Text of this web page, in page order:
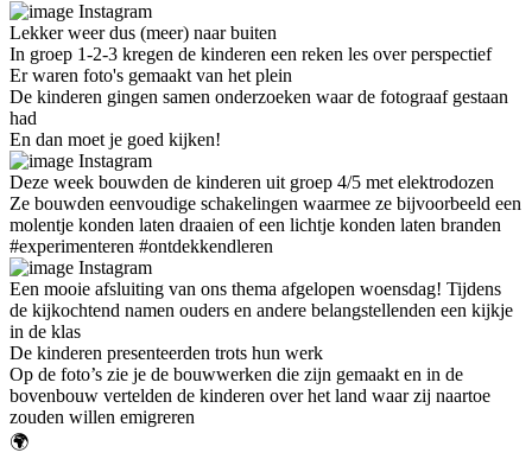
Instagram
Lekker weer dus (meer) naar buiten
In groep 1-2-3 kregen de kinderen een reken les over perspectief
Er waren foto's gemaakt van het plein
De kinderen gingen samen onderzoeken waar de fotograaf gestaan
had
En dan moet je goed kijken!
Instagram
Deze week bouwden de kinderen uit groep 4/5 met elektrodozen
Ze bouwden eenvoudige schakelingen waarmee ze bijvoorbeeld een
molentje konden laten draaien of een lichtje konden laten branden
#experimenteren #ontdekkendleren
Instagram
Een mooie afsluiting van ons thema afgelopen woensdag! Tijdens
de kijkochtend namen ouders en andere belangstellenden een kijkje
in de klas
De kinderen presenteerden trots hun werk
Op de foto’s zie je de bouwwerken die zijn gemaakt en in de
bovenbouw vertelden de kinderen over het land waar zij naartoe
zouden willen emigreren
🌍